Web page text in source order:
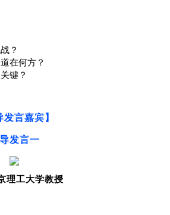
？
在何方？
键？
发言嘉宾 】
发言一
理工大学教授